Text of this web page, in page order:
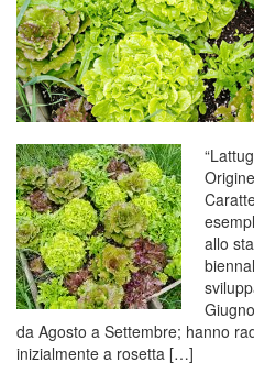
allo
da Agosto a Settembre; hanno
inizialmente a rosetta […]